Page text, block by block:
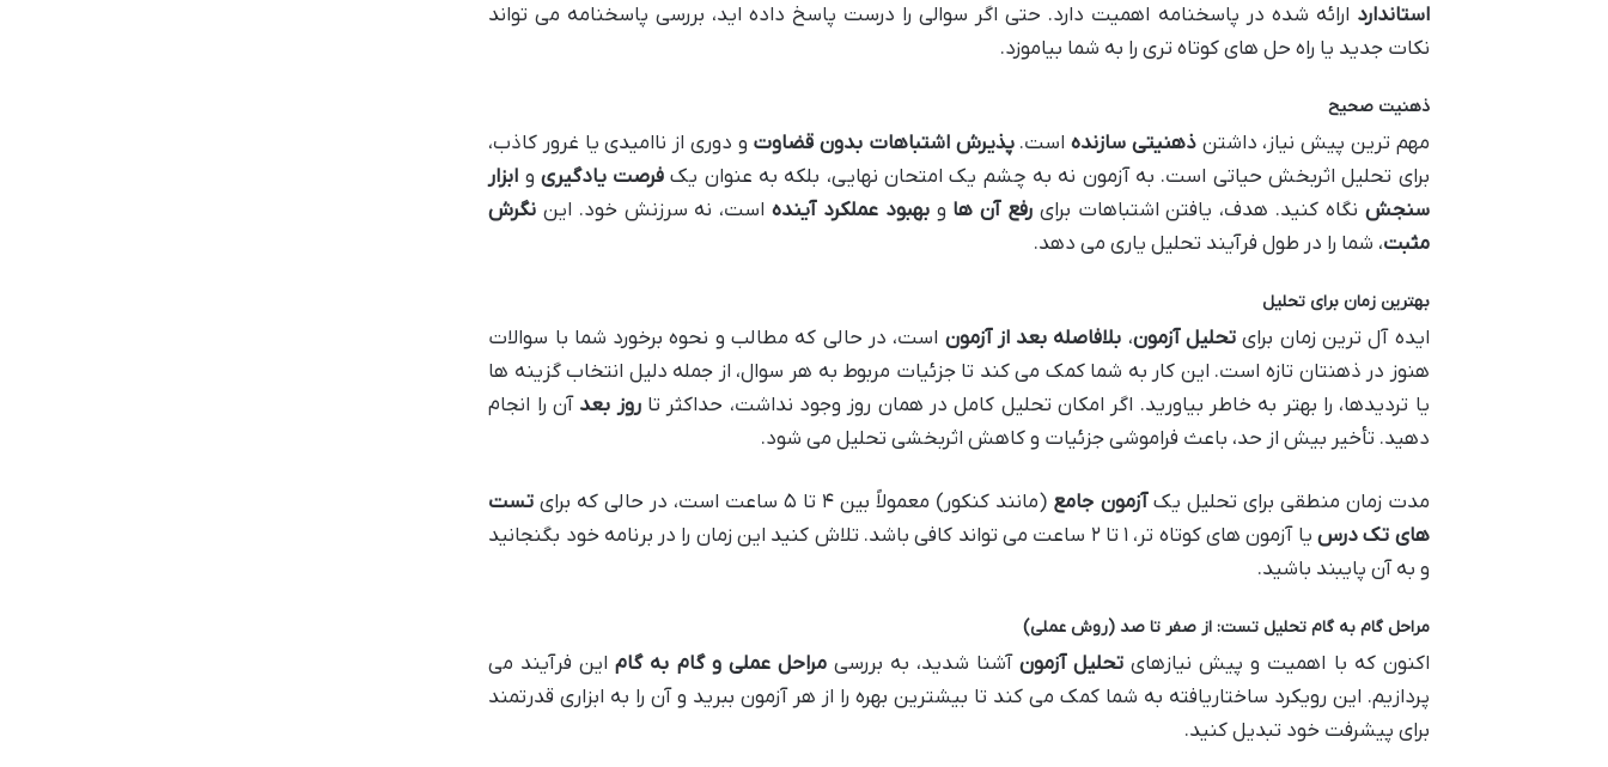
استاندارد ارائه شده در پاسخنامه اهمیت دارد. حتی اگر سوالی را درست پاسخ داده اید، بررسی پاسخنامه می تواند
نکات جدید یا راه حل های کوتاه تری را به شما بیاموزد.
ذهنیت صحیح
مهم ترین پیش نیاز، داشتنذهنیتی سازندهاست.پذیرش اشتباهات بدون قضاوت و دوری از ناامیدی یا غرور کاذب،
برای تحلیل اثربخش حیاتی است. به آزمون نه به چشم یک امتحان نهایی، بلکه به عنوان یک فرصت یادگیری و ابزار
سنجش نگاه کنید. هدف، یافتن اشتباهات برایرفع آن ها وبهبود عملکرد آیندهاست، نه سرزنش خود. این نگرش
مثبت، شما را در طول فرآیند تحلیل یاری می دهد.
بهترین زمان برای تحلیل
ایده آل ترین زمان برای تحلیل آزمون، بلافاصله بعد از آزمون است، در حالی که مطالب و نحوه برخورد شما با سوالات
هنوز در ذهنتان تازه است. این کار به شما کمک می کند تا جزئیات مربوط به هر سوال، از جمله دلیل انتخاب گزینه ها
یا تردیدها، را بهتر به خاطر بیاورید. اگر امکان تحلیل کامل در همان روز وجود نداشت، حداکثر تاروز بعد آن را انجام
دهید. تأخیر بیش از حد، باعث فراموشی جزئیات و کاهش اثربخشی تحلیل می شود.
مدت زمان منطقی برای تحلیل یکآزمون جامع (مانند کنکور) معمولاً بین ۴ تا ۵ ساعت است، در حالی که برای
تست
های تک درس
یا آزمون های کوتاه تر، ۱ تا ۲ ساعت می تواند کافی باشد. تلاش کنید این زمان را در برنامه خود بگنجانید
و به آن پایبند باشید.
مراحل گام به گام تحلیل تست: از صفر تا صد (روش عملی)
اکنون که با اهمیت و پیش نیازهای تحلیل آزمونآشنا شدید، به بررسیمراحل عملی و گام به گاماین فرآیند می
پردازیم. این رویکرد ساختاریافته به شما کمک می کند تا بیشترین بهره را از هر آزمون ببرید و آن را به ابزاری قدرتمند
برای پیشرفت خود تبدیل کنید.